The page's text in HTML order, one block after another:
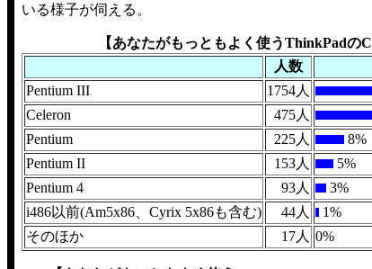
いる様子が伺える。
【あなたがもっともよく使うThinkPadの
人数
Pentium III
1754人
Celeron
475人
Pentium
225人
8%
Pentium II
153人
5%
Pentium 4
93人
3%
i486以前(Am5x86、Cyrix 5x86も含む)
44人
1%
そのほか
17人 0%